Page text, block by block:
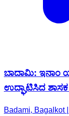
ಬಾದಾಮಿ: ಇನಾಂ
ಉದ್ಘಾಟಿಸಿದ
Badami, Bagalkot